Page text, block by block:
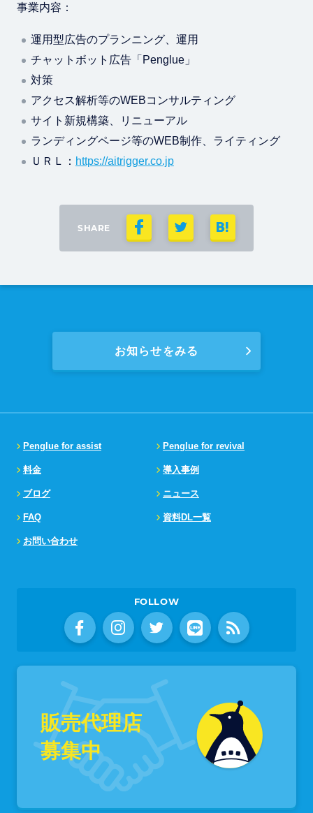
事業内容：
運用型広告のプランニング、運用
チャットボット広告「Penglue」
対策
アクセス解析等のWEBコンサルティング
サイト新規構築、リニューアル
ランディングページ等のWEB制作、ライティング
ＵＲＬ： https://aitrigger.co.jp
SHARE
お知らせをみる
Penglue for assist Penglue for revival
料金 導入事例
ブログ ニュース
FAQ 資料DL一覧
お問い合わせ
FOLLOW
販売代理店
募集中